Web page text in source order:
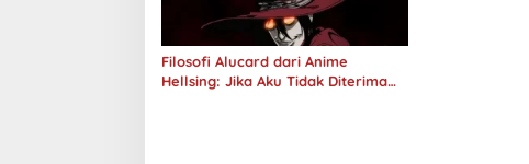
Filosofi Alucard dari Anime
Hellsing: Jika Aku Tidak Diterima